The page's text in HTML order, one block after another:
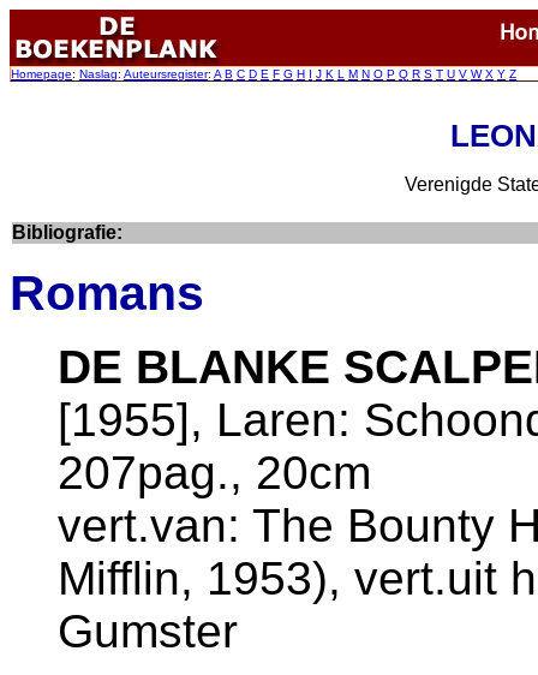
Homepage: Naslag: Auteursregister: A B C D E F G H I J K L M N O P Q R S T U V W X Y Z
Verenigde
Bibliografie:
Romans
DE BLANKE
[1955], Laren:
207pag., 20cm
vert.van: The Bounty
Mifflin, 1953), vert.uit
Gumster